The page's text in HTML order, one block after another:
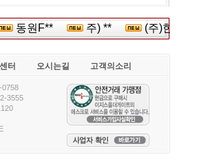
동원F** 주) ** (주)한국*****
터 오시는길 고객의소리
0758
3555